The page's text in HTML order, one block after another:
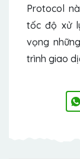
Protocol
tốc độ xử
vọng
trình giao